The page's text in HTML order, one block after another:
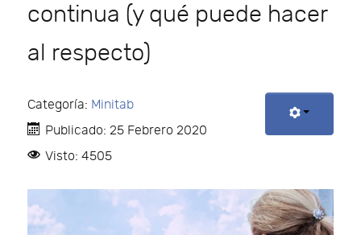
continua (y qué puede hacer
al respecto)
Categoría: Minitab
Publicado: 25 Febrero 2020
Visto: 4505